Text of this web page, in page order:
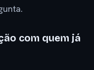
com quem já